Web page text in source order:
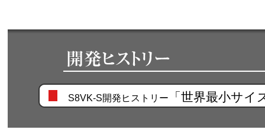
S8VK-S開発ヒストリー 「世界最小サ